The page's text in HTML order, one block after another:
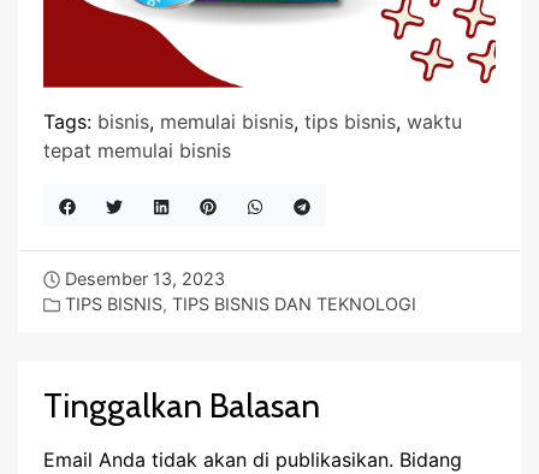
Tags: bisnis, memulai bisnis, tips bisnis, waktu
tepat memulai bisnis
Desember 13, 2023
TIPS BISNIS,TIPS BISNIS DAN TEKNOLOGI
Tinggalkan Balasan
Email Anda tidak akan di publikasikan. Bidang